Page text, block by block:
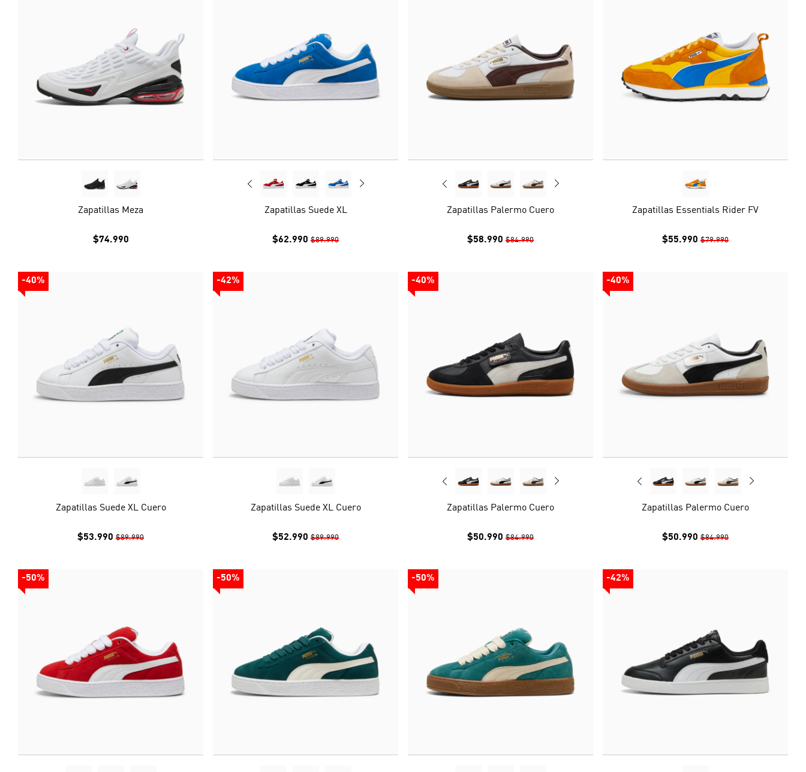
Zapatillas Meza
$74.990
Zapatillas Suede XL
$62.990 $89.990
Zapatillas Palermo Cuero
$58.990 $84.990
Zapatillas Essentials Rider FV
$55.990 $79.990
-40%
Zapatillas Suede XL Cuero
$53.990 $89.990
-42%
Zapatillas Suede XL Cuero
$52.990 $89.990
-40%
Zapatillas Palermo Cuero
$50.990 $84.990
-40%
Zapatillas Palermo Cuero
$50.990 $84.990
-50% -50% -50% -42%